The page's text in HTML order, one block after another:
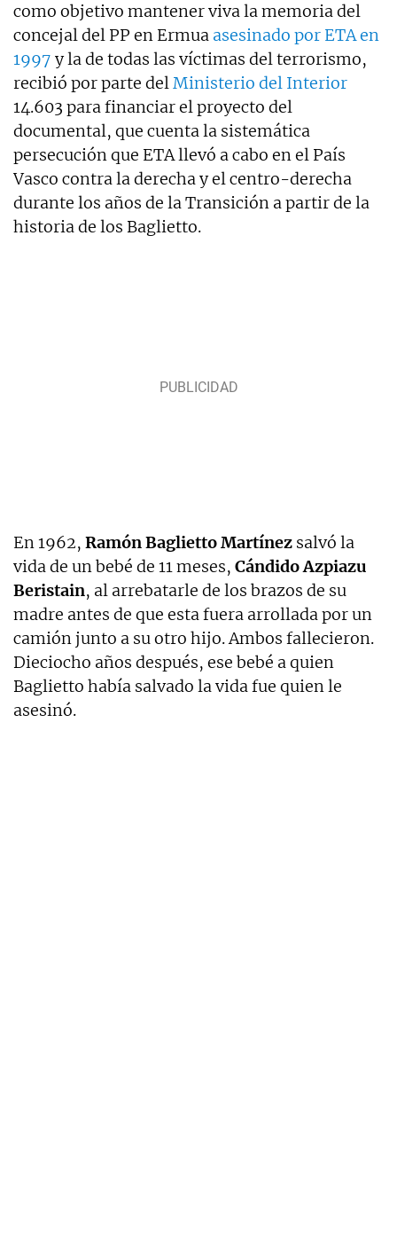
como objetivo mantener viva la memoria del
concejal del PP en Ermua asesinado por ETA en
1997 y la de todas las víctimas del terrorismo,
recibió por parte delMinisterio del Interior
14.603 para financiar el proyecto del
documental, que cuenta la sistemática
persecución que ETA llevó a cabo en el País
Vasco contra la derecha y el centro-derecha
durante los años de la Transición a partir de la
historia de los Baglietto.
En 1962, Ramón Baglietto Martínez salvó la
vida de un bebé de 11 meses, Cándido Azpiazu
Beristain, al arrebatarle de los brazos de su
madre antes de que esta fuera arrollada por un
camión junto a su otro hijo. Ambos fallecieron.
Dieciocho años después, ese bebé a quien
Baglietto había salvado la vida fue quien le
asesinó.